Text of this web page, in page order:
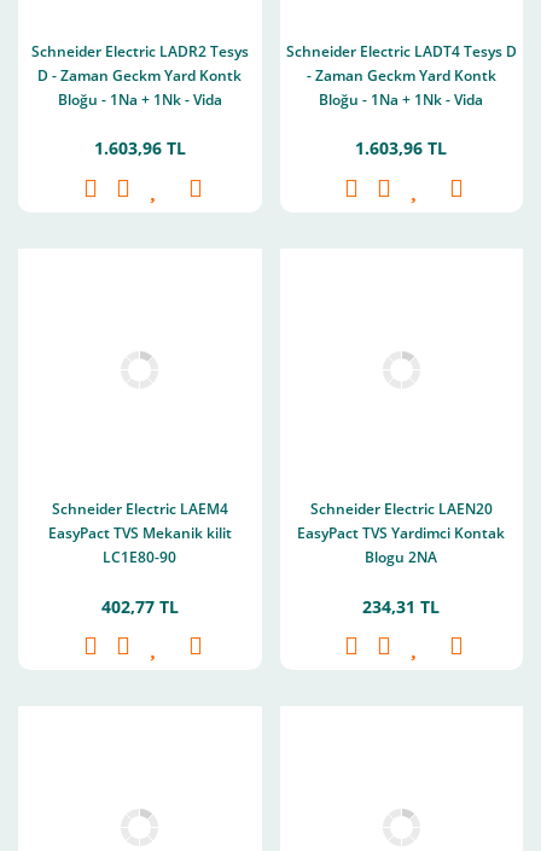
Schneider Electric LADR2 Tesys
D - Zaman Geckm Yard Kontk
Bloğu - 1Na + 1Nk - Vida
1.603,96 TL
Schneider Electric LADT4 Tesys D
- Zaman Geckm Yard Kontk
Bloğu - 1Na + 1Nk - Vida
1.603,96 TL
Schneider Electric LAEM4
EasyPact TVS Mekanik kilit
LC1E80-90
402,77 TL
Schneider Electric LAEN20
EasyPact TVS Yardimci Kontak
Blogu 2NA
234,31 TL